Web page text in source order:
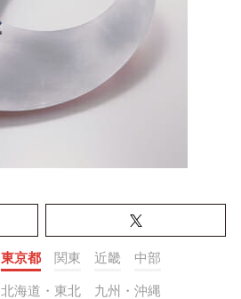
東京都 関東 近畿 中部
北海道・東北 九州・沖縄